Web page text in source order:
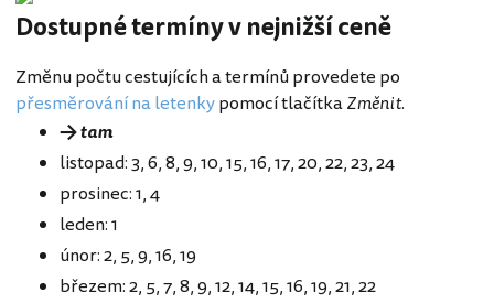
Dostupné termíny v nejnižší ceně
Změnu počtu cestujících a termínů provedete po
přesměrování na letenkypomocí tlačítkaZměnit.
→ tam
listopad: 3, 6, 8, 9, 10, 15, 16, 17, 20, 22, 23, 24
prosinec: 1, 4
leden: 1
únor: 2, 5, 9, 16, 19
březem: 2, 5, 7, 8, 9, 12, 14, 15, 16, 19, 21, 22